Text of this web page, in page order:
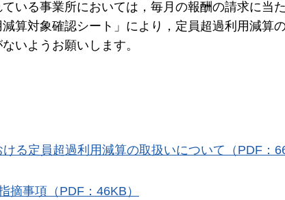
いる事業所においては，毎月の報酬の請求に当
算対象確認シート」により，定員超過利用減算
いようお願いします。
る定員超過利用減算の取扱いについて（PDF：
摘事項（PDF：46KB）